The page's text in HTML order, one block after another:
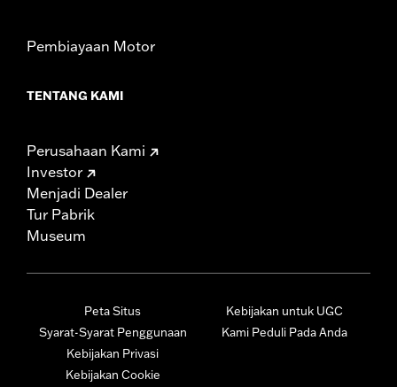
Pembiayaan Motor
TENTANG KAMI
Perusahaan Kami
Investor
Menjadi Dealer
Tur Pabrik
Museum
Peta Situs
Syarat-Syarat Penggunaan
Kebijakan Privasi
Kebijakan Cookie
Kebijakan untuk UGC
Kami Peduli Pada Anda